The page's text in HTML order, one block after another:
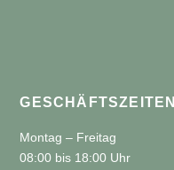
GESCHÄFTSZEITEN
Montag – Freitag
08:00 bis 18:00 Uhr